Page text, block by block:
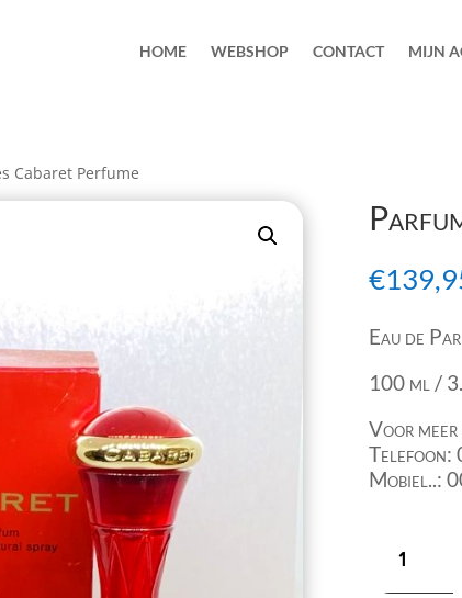
HOME WEBSHOP CONTACT MIJN
Cabaret Perfume
€
Eau de
100 ml /
Voor
Telefoon:
Mobiel..:
Gres